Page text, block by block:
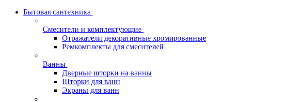
Бытовая сантехника
Смесители и комплектующие
Отражатели декоративные хромированные
Ремкомплекты для смесителей
Ванны
Дверные шторки на ванны
Шторки для ванн
Экраны для ванн